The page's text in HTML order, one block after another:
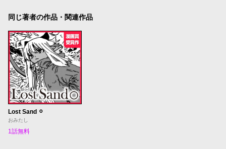
同じ著者の作品・関連作品
Lost Sand ⚪︎
おみたし
1話無料